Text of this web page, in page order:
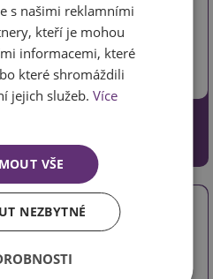
z polypropylenu s
částí Technické
parametr: Šířka spodní
Záruka: 24 měs.
široká, délka 32cm
s našimi reklamními
kteří je mohou
informacemi, které
které shromáždili
jejich služeb.Více
VŠE
NEZBYTNÉ